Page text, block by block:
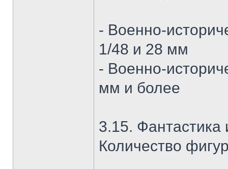
- Военно-
1/48 и 28 мм
- Военно-
мм и более
3.15.
Количество